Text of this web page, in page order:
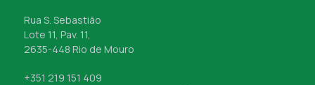
Rua S. Sebastião
Lote 11, Pav. 11,
2635-448 Rio de Mouro
+351 219 151 409